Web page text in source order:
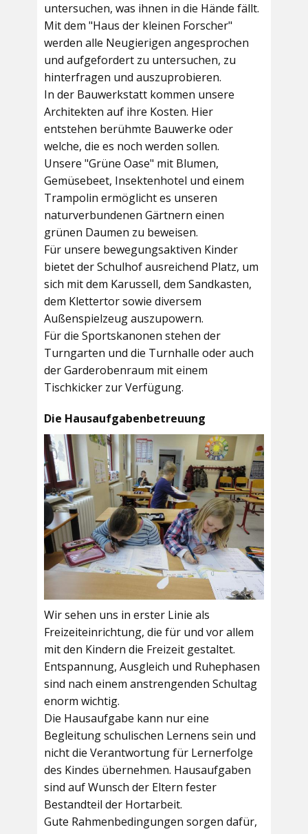
untersuchen, was ihnen in die Hände fällt.
Mit dem "Haus der kleinen Forscher"
werden alle Neugierigen angesprochen
und aufgefordert zu untersuchen, zu
hinterfragen und auszuprobieren.
In der Bauwerkstatt kommen unsere
Architekten auf ihre Kosten. Hier
entstehen berühmte Bauwerke oder
welche, die es noch werden sollen.
Unsere "Grüne Oase" mit Blumen,
Gemüsebeet, Insektenhotel und einem
Trampolin ermöglicht es unseren
naturverbundenen Gärtnern einen
grünen Daumen zu beweisen.
Für unsere bewegungsaktiven Kinder
bietet derSchulhofausreichend Platz, um
sich mit dem Karussell, dem Sandkasten,
dem Klettertor sowie diversem
Außenspielzeug auszupowern.
Für die Sportskanonen stehen der
Turngarten und die Turnhalle oder auch
derGarderobenraum mit einem
Tischkicker zur Verfügung.
Die Hausaufgabenbetreuung
Wir sehen uns in erster Linie als
Freizeiteinrichtung, die für und vor allem
mit den Kindern die Freizeit gestaltet.
Entspannung, Ausgleich und Ruhephasen
sind nach einem anstrengenden Schultag
enorm wichtig.
Die Hausaufgabe kann nur eine
Begleitung schulischen Lernens sein und
nicht die Verantwortung für Lernerfolge
des Kindes übernehmen. Hausaufgaben
sind auf Wunsch der Eltern fester
Bestandteil der Hortarbeit.
Gute Rahmenbedingungen sorgen dafür,